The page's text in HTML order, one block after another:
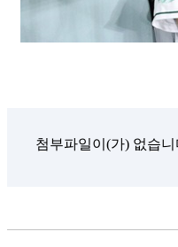
첨부파일이(가) 없습니